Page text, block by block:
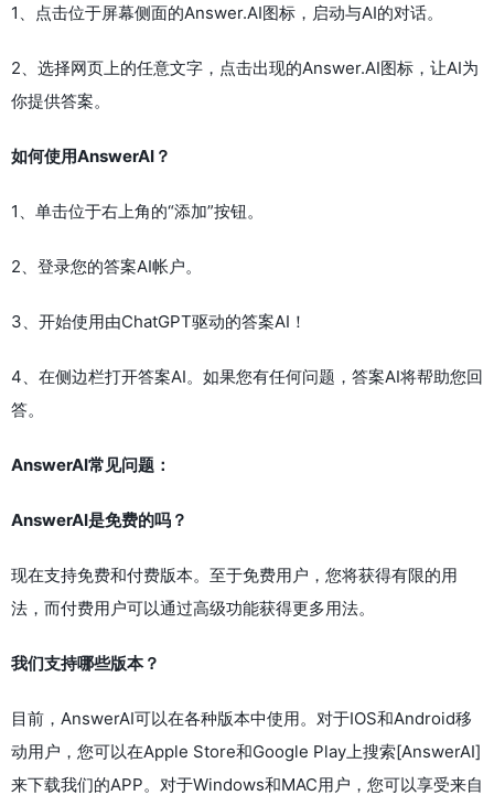
1、点击位于屏幕侧面的Answer.AI图标，启动与AI的对话。
2、选择网页上的任意文字，点击出现的Answer.AI图标，让AI为
你提供答案。
如何使用AnswerAI？
1、单击位于右上角的“添加”按钮。
2、登录您的答案AI帐户。
3、开始使用由ChatGPT驱动的答案AI！
4、在侧边栏打开答案AI。如果您有任何问题，答案AI将帮助您回
答。
AnswerAI常见问题：
AnswerAI是免费的吗？
现在支持免费和付费版本。至于免费用户，您将获得有限的用
法，而付费用户可以通过高级功能获得更多用法。
我们支持哪些版本？
目前，AnswerAI可以在各种版本中使用。对于IOS和Android移
动用户，您可以在Apple Store和Google Play上搜索[AnswerAI]
来下载我们的APP。对于Windows和MAC用户，您可以享受来自